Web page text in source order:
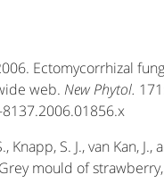
Ectomycorrhizal
web.New Phytol.
Knapp, S. J., van Kan, J.,
mould of